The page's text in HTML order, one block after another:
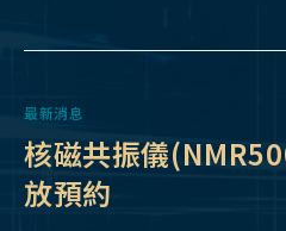
最新消息
核磁共振儀
放預約